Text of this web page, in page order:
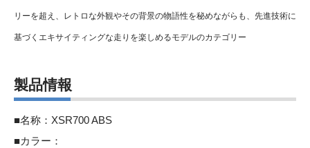
リーを超え、レトロな外観やその背景の物語性を秘めながらも、先進技術に
基づくエキサイティングな走りを楽しめるモデルのカテゴリー
製品情報
■名称：XSR700 ABS
■カラー：